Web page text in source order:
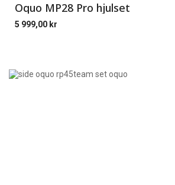
Oquo MP28 Pro hjulset
5 999,00 kr